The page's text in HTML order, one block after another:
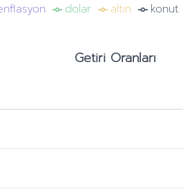
dolar altın konut
Getiri Oranları